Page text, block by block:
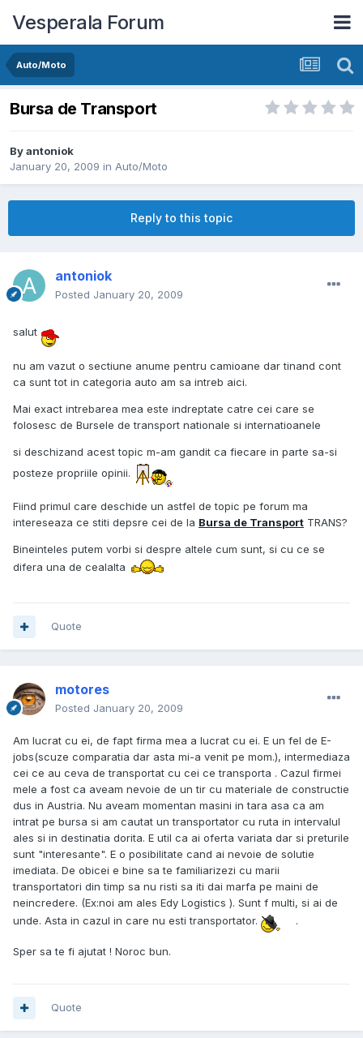
Vesperala Forum
Auto/Moto
Bursa de Transport
Byantoniok
January 20, 2009 in Auto/Moto
Reply to this topic
antoniok
Posted January 20, 2009
salut
nu am vazut o sectiune anume pentru camioane dar tinand cont
ca sunt tot in categoria auto am sa intreb aici.
Mai exact intrebarea mea este indreptate catre cei care se
folosesc de Bursele de transport nationale si internatioanele
si deschizand acest topic m-am gandit ca fiecare in parte sa-si
posteze propriile opinii.
Fiind primul care deschide un astfel de topic pe forum ma
intereseaza ce stiti depsre cei de la Bursa de Transport TRANS?
Bineinteles putem vorbi si despre altele cum sunt, si cu ce se
difera una de cealalta
Quote
motores
Posted January 20, 2009
Am lucrat cu ei, de fapt firma mea a lucrat cu ei. E un fel de E-
jobs(scuze comparatia dar asta mi-a venit pe mom.), intermediaza
cei ce au ceva de transportat cu cei ce transporta . Cazul firmei
mele a fost ca aveam nevoie de un tir cu materiale de constructie
dus in Austria. Nu aveam momentan masini in tara asa ca am
intrat pe bursa si am cautat un transportator cu ruta in intervalul
ales si in destinatia dorita. E util ca ai oferta variata dar si preturile
sunt "interesante". E o posibilitate cand ai nevoie de solutie
imediata. De obicei e bine sa te familiarizezi cu marii
transportatori din timp sa nu risti sa iti dai marfa pe maini de
neincredere. (Ex:noi am ales Edy Logistics ). Sunt f multi, si ai de
unde. Asta in cazul in care nu esti transportator.
.
Sper sa te fi ajutat ! Noroc bun.
Quote